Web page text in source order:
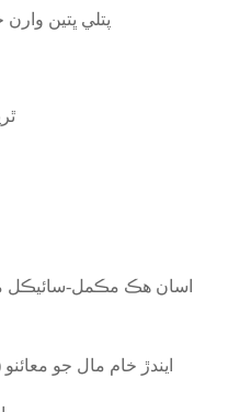
پتلي ڀتين
اسان هڪ مڪمل-سائيڪل
ايندڙ خام مال جو